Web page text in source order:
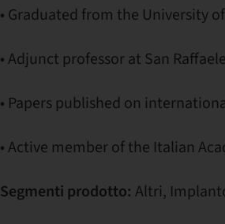
• Graduated from the University
• Adjunct professor at San
• Papers published on
• Active member of the Italian
Segmenti prodotto: Altri,